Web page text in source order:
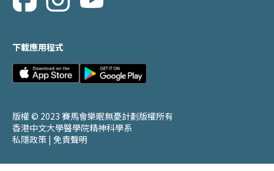
資訊短片
下載應用程式
版權 © 2023 賽馬會樂眠無憂計劃版權所有
香港中文大學醫學院精神科學系
私隱政策 | 免責聲明